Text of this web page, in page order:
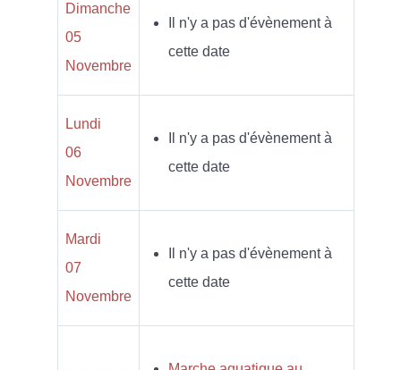
Dimanche
05
Novembre
Il n'y a pas d'évènement à
cette date
Lundi
06
Novembre
Il n'y a pas d'évènement à
cette date
Mardi
07
Novembre
Il n'y a pas d'évènement à
cette date